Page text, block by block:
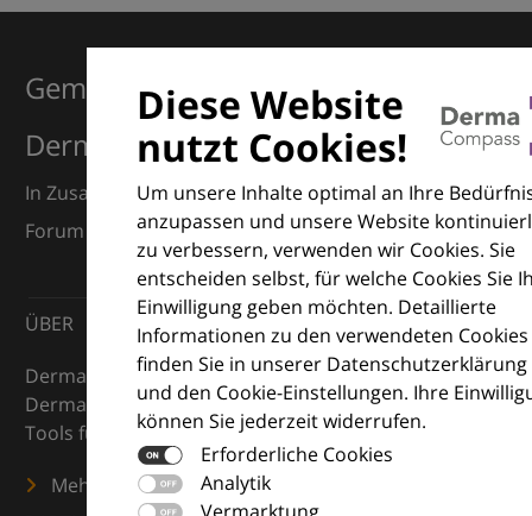
Diese Website
nutzt Cookies!
Um unsere Inhalte optimal an Ihre
anzupassen und unsere Website
zu verbessern, verwenden wir Cookies. Sie
entscheiden selbst, für welche Cookies Sie
Einwilligung geben möchten. Detaillierte
Informationen zu den verwendeten Cookies
finden Sie in unserer Datenschutzerklärung
und den Cookie-Einstellungen. Ihre
können Sie jederzeit widerrufen.
Erforderliche Cookies
Analytik
Gemeinsam für Exzellenz in der
Dermatologie
In Zusammenarbeit mit dem European Dermatology
Forum (EDF) und Euroderm Excellence
ÜBER
DermaCompass ist Ihr digitaler Kompass für die
Dermatologie – mit Wissen, Bildern und praktischen
Tools für den klinischen Alltag.
Mehr erfahren